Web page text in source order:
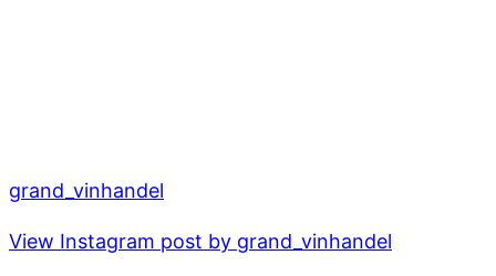
grand_vinhandel
View Instagram post by grand_vinhandel